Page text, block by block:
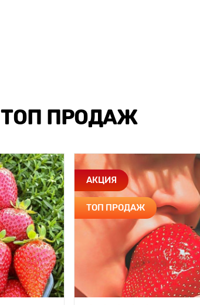
ТОП ПРОДАЖ
АКЦИЯ
ТОП ПРОДАЖ